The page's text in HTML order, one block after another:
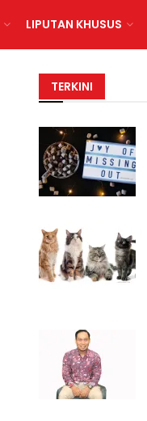
LIPUTAN KHUSUS
TERKINI